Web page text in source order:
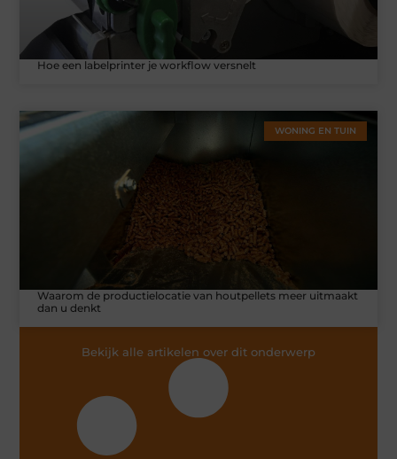
Hoe een labelprinter je workflow versnelt
WONING EN TUIN
Waarom de productielocatie van houtpellets meer uitmaakt
dan u denkt
Bekijk alle artikelen over dit onderwerp